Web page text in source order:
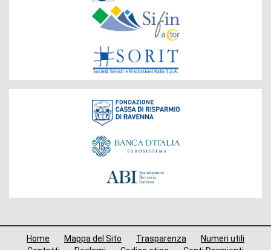
Fondazione
Menù
Home Mappa del Sito Trasparenza
Numeri utili